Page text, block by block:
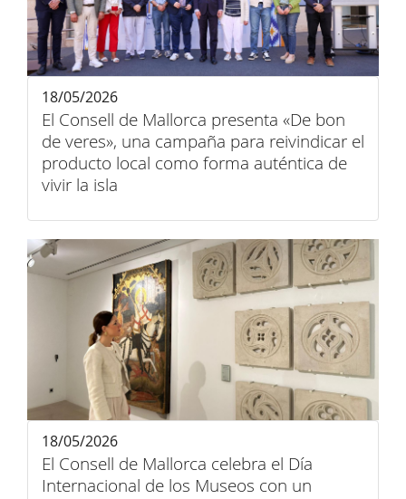
El Consell de Mallorca presenta «De bon
de veres», una campaña para reivindicar el
producto local como forma auténtica de
vivir la isla
18/05/2026
El Consell de Mallorca celebra el Día
Internacional de los Museos con un
18/05/2026